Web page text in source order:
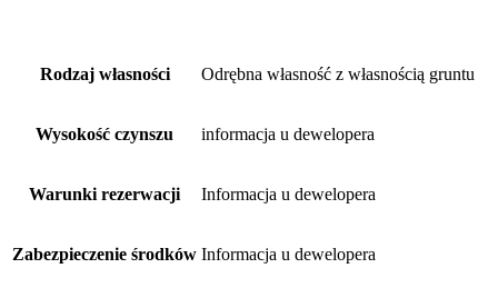
Rodzaj własności Odrębna własność z własnością gruntu
Wysokość czynszu informacja u dewelopera
Warunki rezerwacji Informacja u dewelopera
Zabezpieczenie środków Informacja u dewelopera